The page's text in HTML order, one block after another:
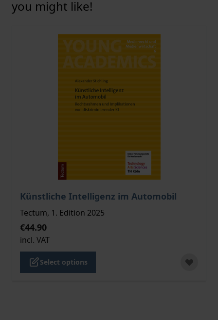
you might like!
Künstliche Intelligenz im Automobil
The price depends on the options chosen on the
Tectum, 1. Edition 2025
€44.90
incl. VAT
Select options